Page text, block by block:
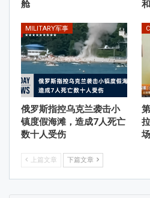
舱
MILITARY军事
俄罗斯指控乌克兰袭击小
镇度假海滩，造成7人死亡
数十人受伤
场
上篇文章 下篇文章